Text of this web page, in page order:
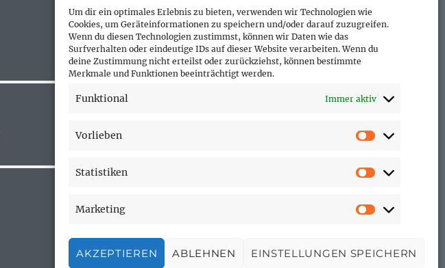
Um dir ein optimales Erlebnis zu bieten, verwenden wir Technologien wie
Cookies, um Geräteinformationen zu speichern und/oder darauf zuzugreifen.
Wenn du diesen Technologien zustimmst, können wir Daten wie das
Surfverhalten oder eindeutige IDs auf dieser Website verarbeiten. Wenn du
deine Zustimmung nicht erteilst oder zurückziehst, können bestimmte
Merkmale und Funktionen beeinträchtigt werden.
Funktional Immer aktiv
Vorlieben
Statistiken
Marketing
AKZEPTIEREN ABLEHNEN EINSTELLUNGEN SPEICHERN